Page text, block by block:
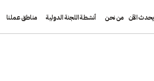
يحدث الآن من نحن أنشطة اللجنة الدولية مناطق عملنا